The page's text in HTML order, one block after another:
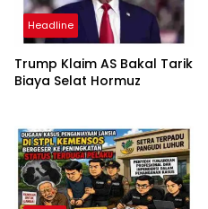
Headline
Trump Klaim AS Bakal Tarik
Biaya Selat Hormuz